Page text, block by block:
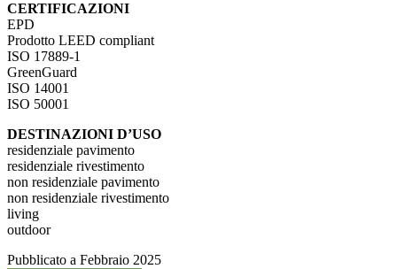
CERTIFICAZIONI
EPD
Prodotto LEED compliant
ISO 17889-1
GreenGuard
ISO 14001
ISO 50001
DESTINAZIONI D’USO
residenziale pavimento
residenziale rivestimento
non residenziale pavimento
non residenziale rivestimento
living
outdoor
Pubblicato a Febbraio 2025